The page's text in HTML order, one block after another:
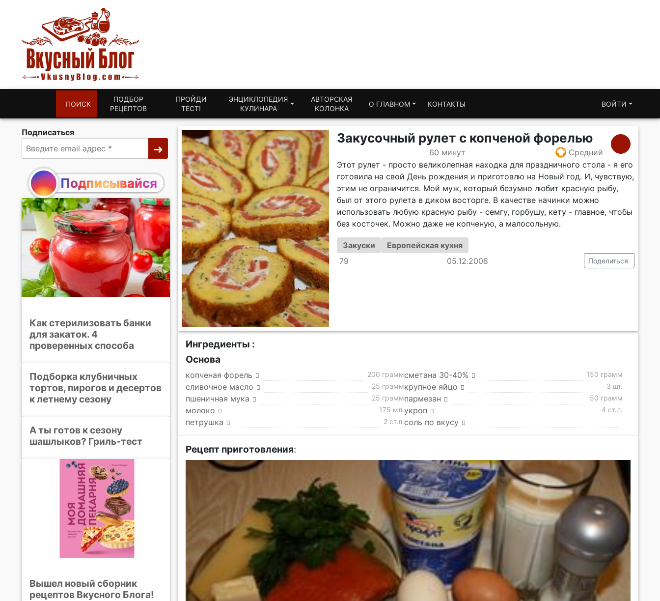
ПОИСК
ПОДБОР
РЕЦЕПТОВ
ПРОЙДИ
ТЕСТ!
ЭНЦИКЛОПЕДИЯ
КУЛИНАРА
АВТОРСКАЯ
КОЛОНКА
О ГЛАВНОМ КОНТАКТЫ ВОЙТИ
Закусочный рулет с копченой форелью
60 минут
Средний
Этот рулет - просто великолепная находка для праздничного стола - я его
готовила на свой День рождения и приготовлю на Новый год. И, чувствую,
этим не ограничится. Мой муж, который безумно любит красную рыбу,
был от этого рулета в диком восторге. В качестве начинки можно
использовать любую красную рыбу - семгу, горбушу, кету - главное, чтобы
без косточек. Можно даже не копченую, а малосольную.
Закуски
Европейская кухня
79
05.12.2008 Поделиться
Ингредиенты :
Основа
копченая форель 200 граммсметана 30-40% 150 грамм
сливочное масло 25 граммкрупное яйцо 3 шт.
пшеничная мука 25 граммпармезан 50 грамм
молоко 175 мл.укроп 4 ст.л.
петрушка 2 ст.л.соль по вкусу
Рецепт приготовления:
Подписаться
Подписывайся
Как стерилизовать банки
для закаток. 4
проверенных способа
Подборка клубничных
тортов, пирогов и десертов
к летнему сезону
А ты готов к сезону
шашлыков? Гриль-тест
Вышел новый сборник
рецептов Вкусного Блога!